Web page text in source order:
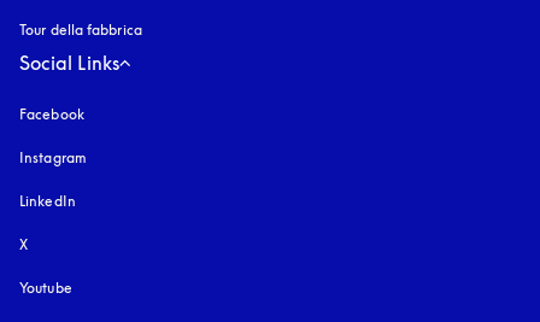
Tour della fabbrica
Social Links
Facebook
Instagram
LinkedIn
X
Youtube